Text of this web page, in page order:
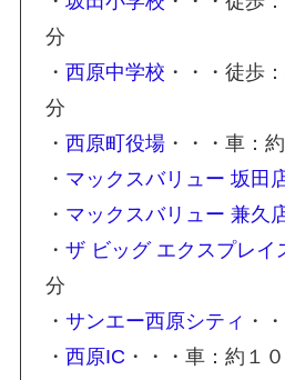
分
・西原中学校 ・・・徒歩
分
・西原町役場 ・・・車：
・ マックスバリュー 坂田
・ マックスバリュー 兼久
・ザ ビッグ エクスプレイ
分
・サンエー西原シティ ・
・西原IC ・・・車：約１